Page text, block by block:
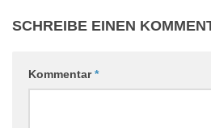
SCHREIBE EINEN
Kommentar*